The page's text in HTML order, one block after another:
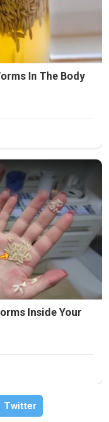
In The Body
Inside Your
Тwitter